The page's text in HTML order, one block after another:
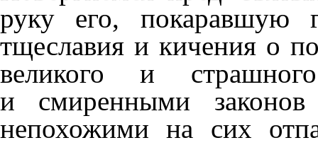
руку его, покаравшую
тщеславия и кичения о
великого и
и смиренными
непохожими на сих